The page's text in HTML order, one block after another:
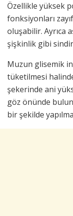
Özellikle yüksek
fonksiyonları
oluşabilir. Ayrıca
şişkinlik gibi
Muzun glisemik
tüketilmesi
şekerinde ani
göz önünde
bir şekilde